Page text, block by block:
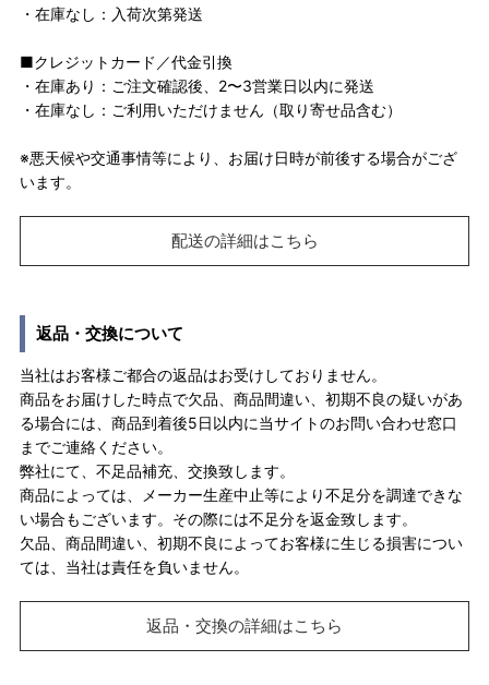
・在庫なし：入荷次第発送
■クレジットカード／代金引換
・在庫あり：ご注文確認後、2〜3営業日以内に発送
・在庫なし：ご利用いただけません（取り寄せ品含む）
※悪天候や交通事情等により、お届け日時が前後する場合がござ
います。
配送の詳細はこちら
返品・交換について
当社はお客様ご都合の返品はお受けしておりません。
商品をお届けした時点で欠品、商品間違い、初期不良の疑いがあ
る場合には、商品到着後5日以内に当サイトのお問い合わせ窓口
までご連絡ください。
弊社にて、不足品補充、交換致します。
商品によっては、メーカー生産中止等により不足分を調達できな
い場合もございます。その際には不足分を返金致します。
欠品、商品間違い、初期不良によってお客様に生じる損害につい
ては、当社は責任を負いません。
返品・交換の詳細はこちら